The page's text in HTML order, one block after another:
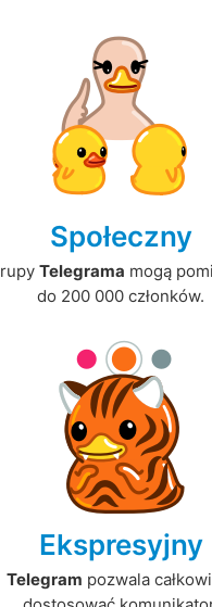
Społeczny
Telegrama mogą
do 200 000 członków.
Ekspresyjny
Telegram pozwala